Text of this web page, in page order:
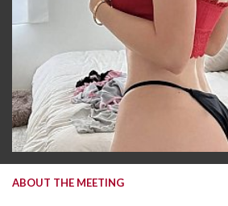
ABOUT THE MEETING